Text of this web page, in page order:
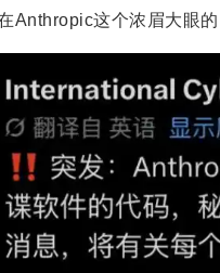
Anthropic这个浓眉大眼的